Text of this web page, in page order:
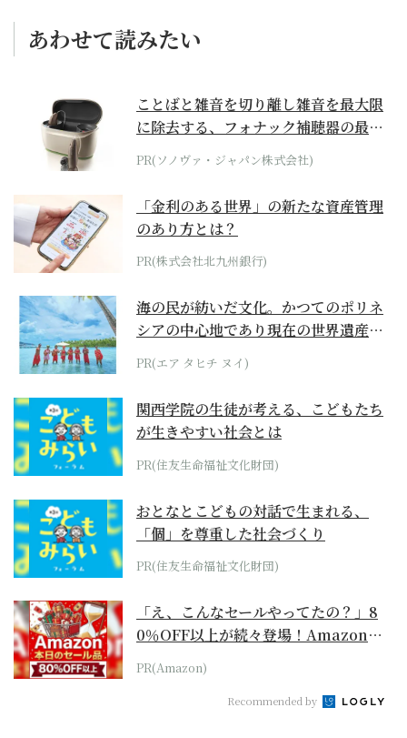
あわせて読みたい
ことばと雑音を切り離し雑音を最大限
に除去する、フォナック補聴器の最上
位モデル
PR(ソノヴァ・ジャパン株式会社)
「金利のある世界」の新たな資産管理
のあり方とは？
PR(株式会社北九州銀行)
海の民が紡いだ文化。かつてのポリネ
シアの中心地であり現在の世界遺産か
らみえてくる...
PR(エア タヒチ ヌイ)
関西学院の生徒が考える、こどもたち
が生きやすい社会とは
PR(住友生命福祉文化財団)
おとなとこどもの対話で生まれる、
「個」を尊重した社会づくり
PR(住友生命福祉文化財団)
「え、こんなセールやってたの？」8
0％OFF以上が続々登場！Amazonの
本気が...
PR(Amazon)
Recommended by